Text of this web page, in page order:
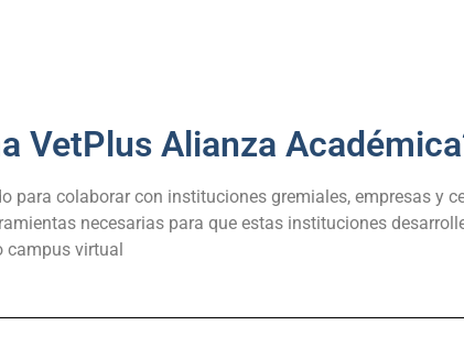
VetPlus Alianza
para colaborar con instituciones gremiales, empresas y
necesarias para que estas instituciones
campus virtual